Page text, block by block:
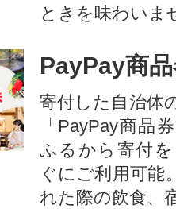
ときを味わいま
PayPay商
寄付した自治体
「PayPay商品
ふるから寄付
ぐにご利用可能
れた際の飲食、